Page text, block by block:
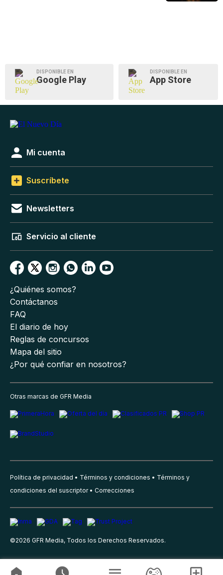
DISPONIBLE EN
Google Play
DISPONIBLE EN
App Store
Mi cuenta
Suscríbete
Newsletters
Servicio al cliente
¿Quiénes somos?
Contáctanos
FAQ
El diario de hoy
Reglas de concursos
Mapa del sitio
¿Por qué confiar en nosotros?
Otras marcas de GFR Media
Política de privacidad Términos y condiciones
Términos y
condiciones del suscriptor
Correcciones
©2026 GFR Media, Todos los Derechos Reservados.